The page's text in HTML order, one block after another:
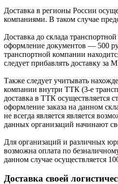
Доcтавка в регионы России
компаниями. В таком случае
Доставка до склада
оформление документов — 500
транспортной компании
следует прибавлять доставку
Также следует учитывать
компании внутри ТТК (3-е
доставка в ТТК осуществляется
оформление заказа на данном
не всегда является является
данных организаций начинают
Для организаций и различных
возможна оплата по
данном случае осуществляется
Доставка своей